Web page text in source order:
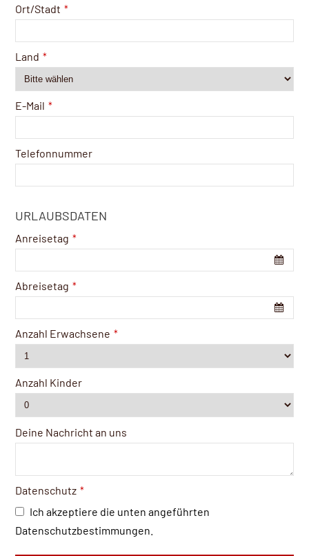
Ort/Stadt *
Land *
E-Mail *
Telefonnummer
URLAUBSDATEN
Anreisetag *
Abreisetag *
Anzahl Erwachsene *
Anzahl Kinder
Deine Nachricht an uns
Datenschutz *
Ich akzeptiere die unten angeführten
Datenschutzbestimmungen.
Business